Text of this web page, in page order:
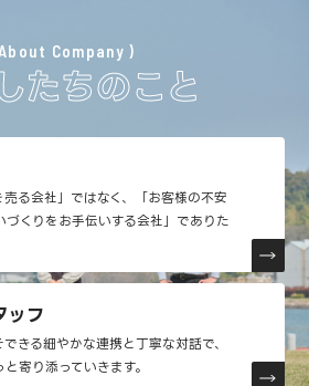
Company
たちのこと
る会社」ではなく、「お客様の不安
づくりをお手伝いする会社」でありた
ッフ
きる細やかな連携と丁寧な対話で、
寄り添っていきます。